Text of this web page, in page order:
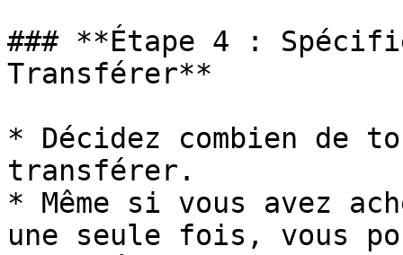
### **Étape 4 :
Transférer**
* Décidez combien de
transférer.
* Même si vous avez
une seule fois, vous